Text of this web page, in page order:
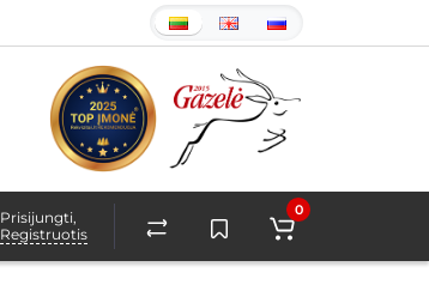
Prisijungti,
Registruotis
0